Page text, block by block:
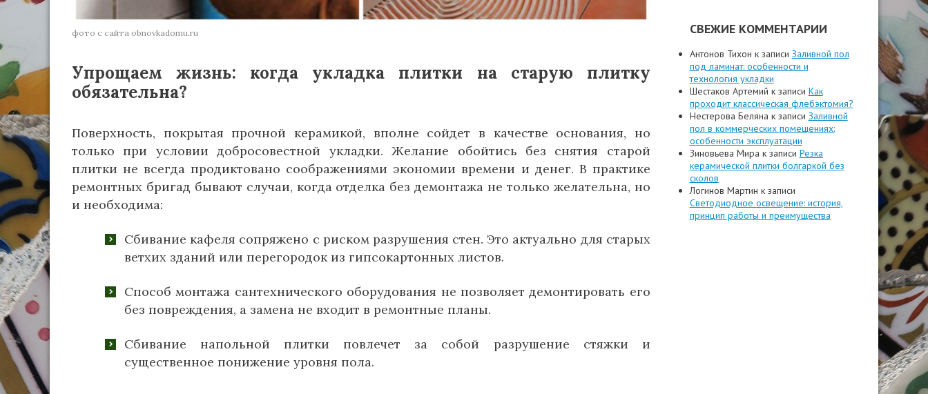
фото с сайта obnovkadomu.ru
Упрощаем жизнь: когда укладка плитки на старую плитку
обязательна?
Поверхность, покрытая прочной керамикой, вполне сойдет в качестве основания, но
только при условии добросовестной укладки. Желание обойтись без снятия старой
плитки не всегда продиктовано соображениями экономии времени и денег. В практике
ремонтных бригад бывают случаи, когда отделка без демонтажа не только желательна, но
и необходима:
Сбивание кафеля сопряжено с риском разрушения стен. Это актуально для старых
ветхих зданий или перегородок из гипсокартонных листов.
Способ монтажа сантехнического оборудования не позволяет демонтировать его
без повреждения, а замена не входит в ремонтные планы.
Сбивание напольной плитки повлечет за собой разрушение стяжки и
существенное понижение уровня пола.
СВЕЖИЕ КОММЕНТАРИИ
Антонов Тихон к записи Заливной пол
под ламинат: особенности и
технология укладки
Шестаков Артемий к записи Как
проходит классическая флебэктомия?
Нестерова Беляна к записи Заливной
пол в коммерческих помещениях:
особенности эксплуатации
Зиновьева Мира к записи Резка
керамической плитки болгаркой без
сколов
Логинов Мартин к записи
Светодиодное освещение: история,
принцип работы и преимущества